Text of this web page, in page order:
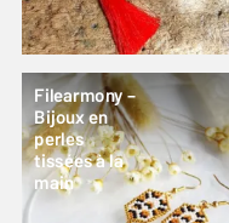
Filearmony –
Bijoux en
perles
tissées à la
main